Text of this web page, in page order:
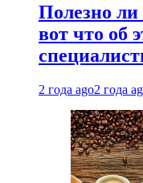
Полезно ли
вот что об
2 года ago2 года